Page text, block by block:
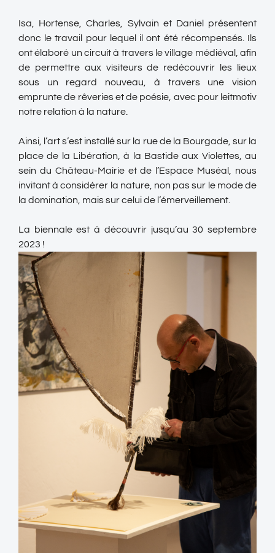
Isa, Hortense, Charles, Sylvain et Daniel présentent
donc le travail pour lequel il ont été récompensés. Ils
ont élaboré un circuit à travers le village médiéval, afin
de permettre aux visiteurs de redécouvrir les lieux
sous un regard nouveau, à travers une vision
emprunte de rêveries et de poésie, avec pour leitmotiv
notre relation à la nature.
Ainsi, l’art s’est installé sur la rue de la Bourgade, sur la
place de la Libération, à la Bastide aux Violettes, au
sein du Château-Mairie et de l’Espace Muséal, nous
invitant à considérer la nature, non pas sur le mode de
la domination, mais sur celui de l’émerveillement.
La biennale est à découvrir jusqu’au 30 septembre
2023 !